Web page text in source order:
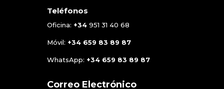
Teléfonos
Oficina: +34951 31 40 68
Móvil: +34 659 83 89 87
WhatsApp: +34 659 83 89 87
Correo Electrónico